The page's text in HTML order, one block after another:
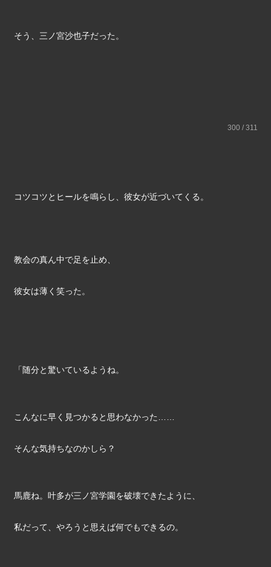
そう、三ノ宮沙也子だった。
300 / 311
コツコツとヒールを鳴らし、彼女が近づいてくる。
教会の真ん中で足を止め、
彼女は薄く笑った。
「随分と驚いているようね。
こんなに早く見つかると思わなかった……
そんな気持ちなのかしら？
馬鹿ね。叶多が三ノ宮学園を破壊できたように、
私だって、やろうと思えば何でもできるの。